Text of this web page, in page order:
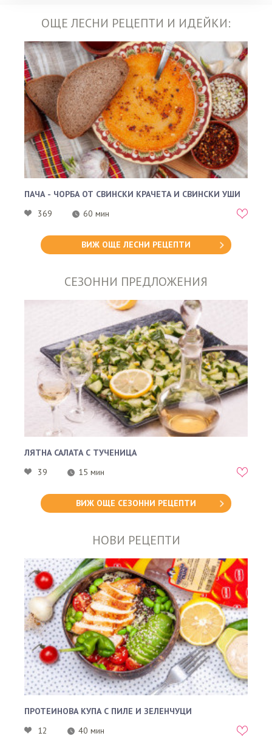
ОЩЕ ЛЕСНИ РЕЦЕПТИ И ИДЕЙКИ:
ПАЧА - ЧОРБА ОТ СВИНСКИ КРАЧЕТА И СВИНСКИ УШИ
369
60 мин
ВИЖ ОЩЕ ЛЕСНИ РЕЦЕПТИ
СЕЗОННИ ПРЕДЛОЖЕНИЯ
ЛЯТНА САЛАТА С ТУЧЕНИЦА
39
15 мин
ВИЖ ОЩЕ СЕЗОННИ РЕЦЕПТИ
НОВИ РЕЦЕПТИ
ПРОТЕИНОВА КУПА С ПИЛЕ И ЗЕЛЕНЧУЦИ
12
40 мин